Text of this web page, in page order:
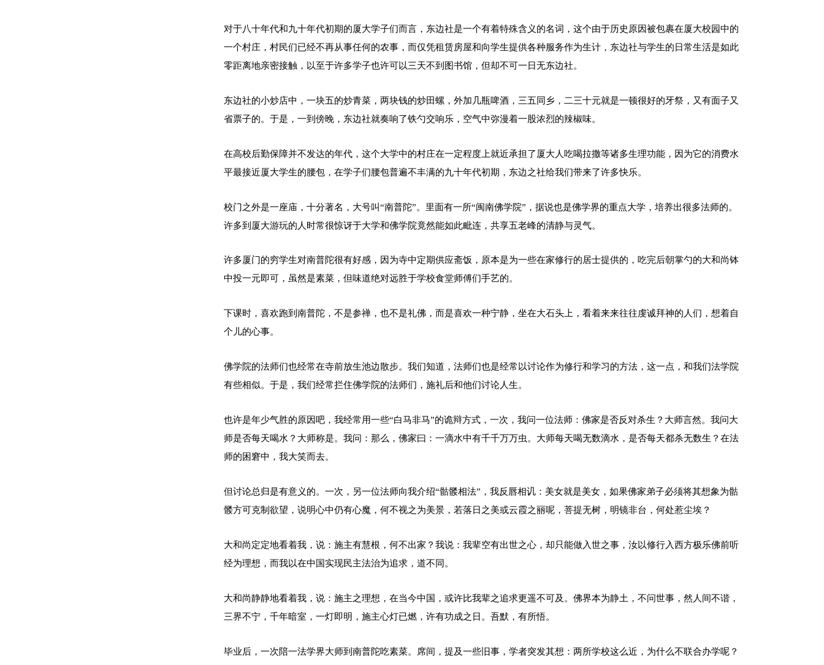
对于八十年代和九十年代初期的厦大学子们而言，东边社是一个有着特殊含义的名词，这个由于历史原因被包裹在厦大校园中的
一个村庄，村民们已经不再从事任何的农事，而仅凭租赁房屋和向学生提供各种服务作为生计，东边社与学生的日常生活是如此
零距离地亲密接触，以至于许多学子也许可以三天不到图书馆，但却不可一日无东边社。
东边社的小炒店中，一块五的炒青菜，两块钱的炒田螺，外加几瓶啤酒，三五同乡，二三十元就是一顿很好的牙祭，又有面子又
省票子的。于是，一到傍晚，东边社就奏响了铁勺交响乐，空气中弥漫着一股浓烈的辣椒味。
在高校后勤保障并不发达的年代，这个大学中的村庄在一定程度上就近承担了厦大人吃喝拉撒等诸多生理功能，因为它的消费水
平最接近厦大学生的腰包，在学子们腰包普遍不丰满的九十年代初期，东边之社给我们带来了许多快乐。
校门之外是一座庙，十分著名，大号叫“南普陀”。里面有一所“闽南佛学院”，据说也是佛学界的重点大学，培养出很多法师的。
许多到厦大游玩的人时常很惊讶于大学和佛学院竟然能如此毗连，共享五老峰的清静与灵气。
许多厦门的穷学生对南普陀很有好感，因为寺中定期供应斋饭，原本是为一些在家修行的居士提供的，吃完后朝掌勺的大和尚钵
中投一元即可，虽然是素菜，但味道绝对远胜于学校食堂师傅们手艺的。
下课时，喜欢跑到南普陀，不是参禅，也不是礼佛，而是喜欢一种宁静，坐在大石头上，看着来来往往虔诚拜神的人们，想着自
个儿的心事。
佛学院的法师们也经常在寺前放生池边散步。我们知道，法师们也是经常以讨论作为修行和学习的方法，这一点，和我们法学院
有些相似。于是，我们经常拦住佛学院的法师们，施礼后和他们讨论人生。
也许是年少气胜的原因吧，我经常用一些“白马非马”的诡辩方式，一次，我问一位法师：佛家是否反对杀生？大师言然。我问大
师是否每天喝水？大师称是。我问：那么，佛家曰：一滴水中有千千万万虫。大师每天喝无数滴水，是否每天都杀无数生？在法
师的困窘中，我大笑而去。
但讨论总归是有意义的。一次，另一位法师向我介绍“骷髅相法”，我反唇相讥：美女就是美女，如果佛家弟子必须将其想象为骷
髅方可克制欲望，说明心中仍有心魔，何不视之为美景，若落日之美或云霞之丽呢，菩提无树，明镜非台，何处惹尘埃？
大和尚定定地看着我，说：施主有慧根，何不出家？我说：我辈空有出世之心，却只能做入世之事，汝以修行入西方极乐佛前听
经为理想，而我以在中国实现民主法治为追求，道不同。
大和尚静静地看着我，说：施主之理想，在当今中国，或许比我辈之追求更遥不可及。佛界本为静土，不问世事，然人间不谐，
三界不宁，千年暗室，一灯即明，施主心灯已燃，许有功成之日。吾默，有所悟。
毕业后，一次陪一法学界大师到南普陀吃素菜。席间，提及一些旧事，学者突发其想：两所学校这么近，为什么不联合办学呢？